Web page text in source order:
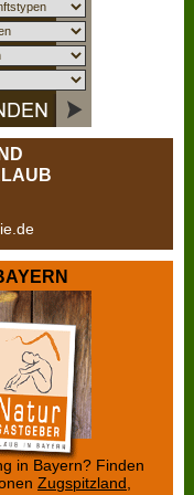
in Bayern? Finden
Zugspitzland